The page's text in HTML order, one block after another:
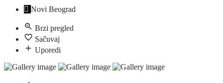
Novi Beograd
Brzi pregled
Sačuvaj
Uporedi